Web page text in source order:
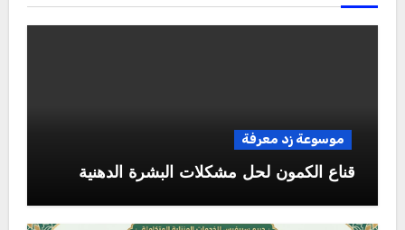
موسوعة زد معرفة
قناع الكمون لحل مشكلات البشرة الدهنية